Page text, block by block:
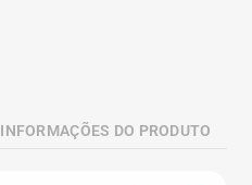
INFORMAÇÕES DO PRODUTO